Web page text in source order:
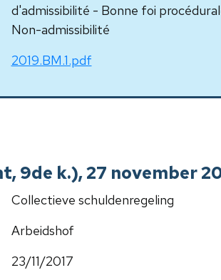
d'admissibilité - Bonne foi
Non-admissibilité
2019.BM.1.pdf
9de k.), 27 november
Collectieve schuldenregeling
Arbeidshof
23/11/2017